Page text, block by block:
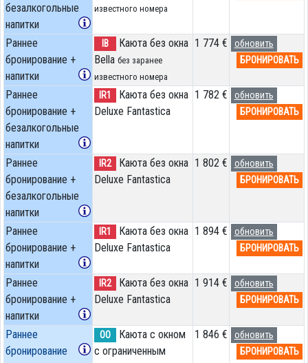
безалкогольные
напитки
известного номера
Раннее
бронирование +
напитки
IB
Каюта без окна
Bella без заранее
известного номера
1 774 €
обновить
БРОНИРОВАТЬ
Раннее
бронирование +
безалкогольные
напитки
IR1
Каюта без окна
Deluxe Fantastica
1 782 €
обновить
БРОНИРОВАТЬ
Раннее
бронирование +
безалкогольные
напитки
IR2
Каюта без окна
Deluxe Fantastica
1 802 €
обновить
БРОНИРОВАТЬ
Раннее
бронирование +
напитки
IR1
Каюта без окна
Deluxe Fantastica
1 894 €
обновить
БРОНИРОВАТЬ
Раннее
бронирование +
напитки
IR2
Каюта без окна
Deluxe Fantastica
1 914 €
обновить
БРОНИРОВАТЬ
Раннее
бронирование
OO
Каюта с окном
с ограниченным
1 846 €
обновить
БРОНИРОВАТЬ